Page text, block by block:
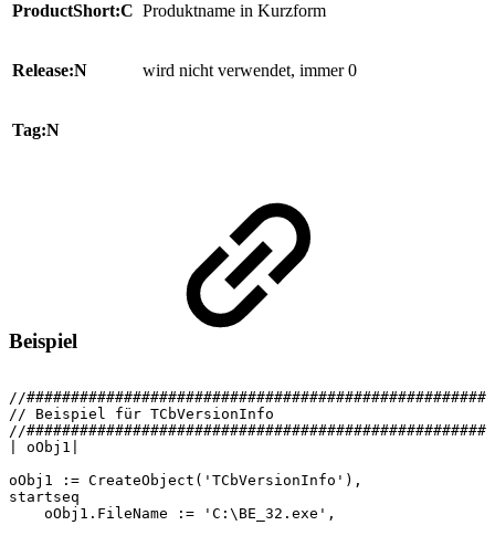
ProductShort:C Produktname in Kurzform
Release:N wird nicht verwendet, immer 0
Tag:N
Beispiel
//
//
Beispiel für TCbVersionInfo
//
oObj1|
oObj1
:= CreateObject('TCbVersionInfo'),
startseq
oObj1.FileName
:=
'C:\BE_32.exe',